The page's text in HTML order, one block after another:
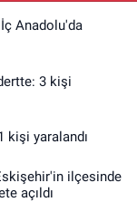
Anadolu'da
3 kişi
kişi yaralandı
ilçesinde
açıldı